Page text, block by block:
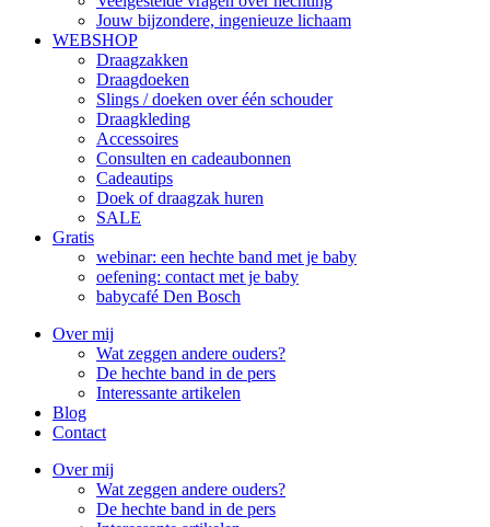
Jouw bijzondere, ingenieuze lichaam
WEBSHOP
Draagzakken
Draagdoeken
Slings / doeken over één schouder
Draagkleding
Accessoires
Consulten en cadeaubonnen
Cadeautips
Doek of draagzak huren
SALE
Gratis
webinar: een hechte band met je baby
oefening: contact met je baby
babycafé Den Bosch
Over mij
Wat zeggen andere ouders?
De hechte band in de pers
Interessante artikelen
Blog
Contact
Over mij
Wat zeggen andere ouders?
De hechte band in de pers